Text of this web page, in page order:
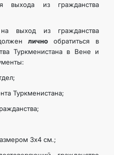
DIM
& STATEMENTS
выхода из гражданства
выход из гражданства
долженличнообратиться в
Туркменистана в Вене и
Туркменистана;
3х4 см.;